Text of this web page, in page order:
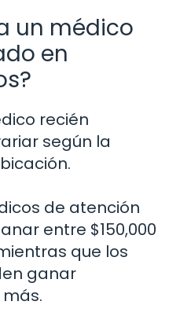
un médico
en
recién
según la
de atención
entre $150,000
que los
ganar